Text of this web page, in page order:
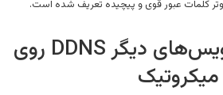
کلمات عبور قوی و پیچیده تعریف شده است.
استفاده از سرویس‌های دیگر DDNS روی
میکروتیک